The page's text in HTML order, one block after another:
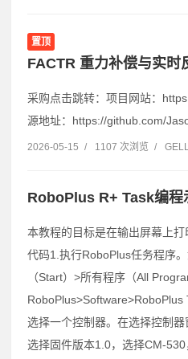
置顶
FACTR 重力补偿与实时
采购点击跳转：项目网站：
源地址：https://github.com/
2026-05-15 / 1107 次浏览 /
RoboPlus R+ Task编程
本教程的目标是在输出屏幕上
代码1.执行RoboPlus任务程序
（Start）>所有程序（All
RoboPlus>Software>RoboPlus
选择一个控制器。在选择控制器
选择固件版本1.0，选择CM-